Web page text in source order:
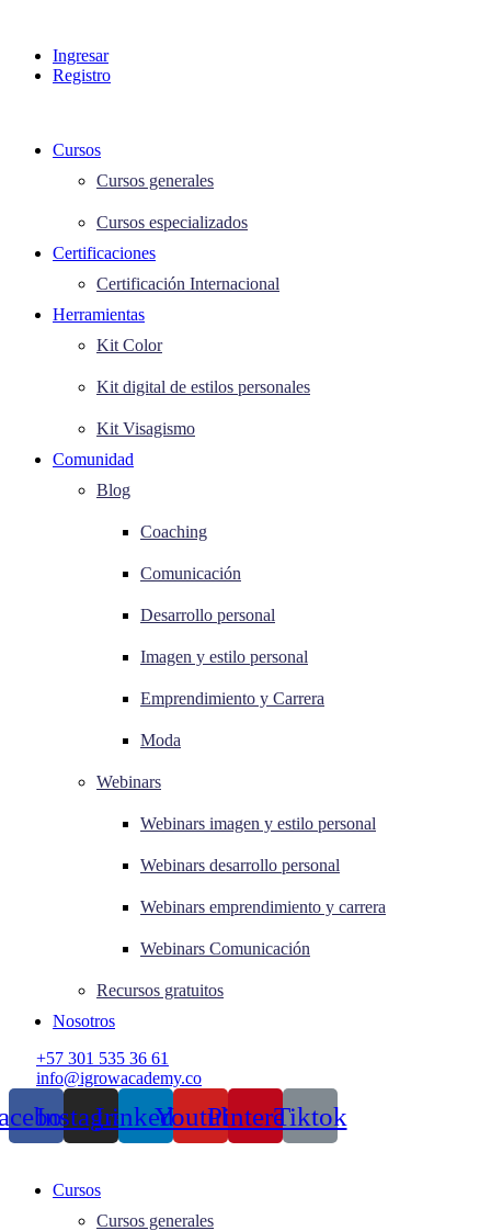
Ingresar
Registro
Cursos
Cursos generales
Cursos especializados
Certificaciones
Certificación Internacional
Herramientas
Kit Color
Kit digital de estilos personales
Kit Visagismo
Comunidad
Blog
Coaching
Comunicación
Desarrollo personal
Imagen y estilo personal
Emprendimiento y Carrera
Moda
Webinars
Webinars imagen y estilo personal
Webinars desarrollo personal
Webinars emprendimiento y carrera
Webinars Comunicación
Recursos gratuitos
Nosotros
+57 301 535 36 61
info@igrowacademy.co
InstagramLinkedinYoutubePinterestTiktok
Cursos
Cursos generales